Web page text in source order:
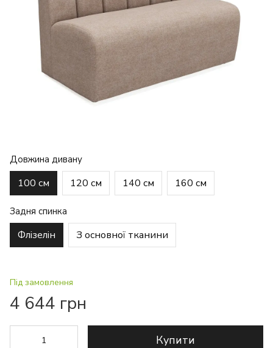
Довжина дивану
100 см 120 см 140 см 160 см
Задня спинка
Флізелін З основної тканини
Під замовлення
4 644 грн
Купити